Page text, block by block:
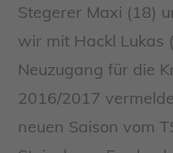
Stegerer Maxi (18)
wir mit Hackl Lukas
Neuzugang für die
2016/2017
neuen Saison vom